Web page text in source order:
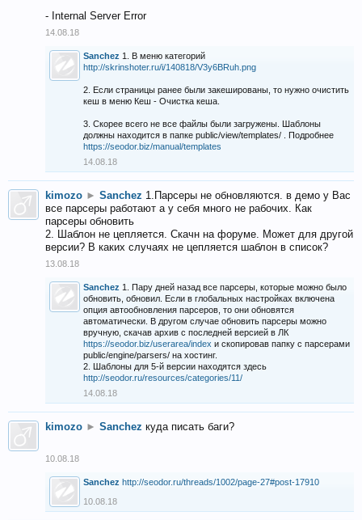
- Internal Server Error
14.08.18
Sanchez 1. В меню категорий
http://skrinshoter.ru/i/140818/V3y6BRuh.png
2. Если страницы ранее были закешированы, то нужно очистить
кеш в меню Кеш - Очистка кеша.
3. Скорее всего не все файлы были загружены. Шаблоны
должны находится в папке public/view/templates/ . Подробнее
https://seodor.biz/manual/templates
14.08.18
kimozo ► Sanchez 1.Парсеры не обновляются. в демо у Вас
все парсеры работают а у себя много не рабочих. Как
парсеры обновить
2. Шаблон не цепляется. Скачн на форуме. Может для другой
версии? В каких случаях не цепляется шаблон в список?
13.08.18
Sanchez 1. Пару дней назад все парсеры, которые можно было
обновить, обновил. Если в глобальных настройках включена
опция автообновления парсеров, то они обновятся
автоматически. В другом случае обновить парсеры можно
вручную, скачав архив с последней версией в ЛК
https://seodor.biz/userarea/index и скопировав папку с парсерами
public/engine/parsers/ на хостинг.
2. Шаблоны для 5-й версии находятся здесь
http://seodor.ru/resources/categories/11/
14.08.18
kimozo ► Sanchez куда писать баги?
10.08.18
Sanchez http://seodor.ru/threads/1002/page-27#post-17910
10.08.18